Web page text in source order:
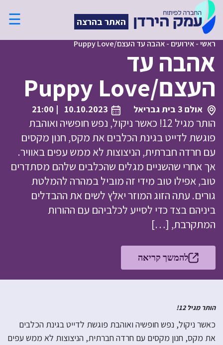
האתר בהרצה ☰
ראשי-אירועים -אהבה עד העצם/Puppy Love
אהבה עד
העצם/Puppy Love
אולם 3 בית גבריאל 10.10.2023
| 21:00
הותר מגיל 12! כאשר ניקול, נפש חופשיה ואוהבת
פוגשת לדייט בגינת הכלבים את מקס, חנון מקסים
עם חרדה חברתית, הניצוצות לא ממש עפים באוויר.
אך אחרי שהשניים מגלים שהכלבים שלהם מסתדרים
טוב, אפילו טוב מידי זה מוביל במהרה להמלטת
גורים. עתה הזוג המוזר יאלץ לשים את ההבדלים
ביניהם בצד כדי לסייע לכלביהם עם ההורות
המתקרבת, […]
להמשך קריאה
הותר מגיל 12!
כאשר ניקול, נפש חופשיה ואוהבת פוגשת לדייט בגינת הכלבים
את מקס, חנון מקסים עם חרדה חברתית, הניצוצות לא ממש עפים